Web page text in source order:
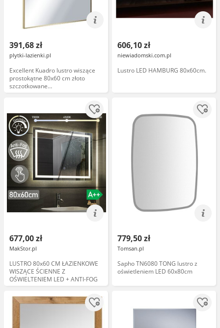
391,68 zł
plytki-lazienki.pl
Excellent Kuadro lustro wiszące
prostokątne 80x60 cm złoto
szczotkowane
DOEX.KU080.060.GB
606,10 zł
niewiadomski.com.pl
Lustro LED HAMBURG 80x60cm.
677,00 zł
MakStor.pl
LUSTRO 80x60 CM ŁAZIENKOWE
WISZĄCE ŚCIENNE Z
OŚWIELTENIEM LED + ANTI-FOG
779,50 zł
Tomsan.pl
Sapho TN6080 TONG lustro z
oświetleniem LED 60x80cm